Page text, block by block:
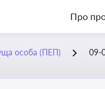
Про
особа (ПЕП) 09-